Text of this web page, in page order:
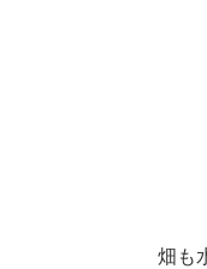
畑も水田も少